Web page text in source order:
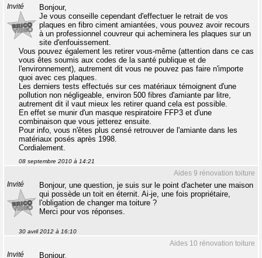
Invité
Bonjour,
Je vous conseille cependant d'effectuer le retrait de vos
plaques en fibro ciment amiantées, vous pouvez avoir recours
à un professionnel couvreur qui acheminera les plaques sur un
site d'enfouissement.
Vous pouvez également les retirer vous-même (attention dans ce cas
vous êtes soumis aux codes de la santé publique et de
l'environnement), autrement dit vous ne pouvez pas faire n'importe
quoi avec ces plaques.
Les derniers tests effectués sur ces matériaux témoignent d'une
pollution non négligeable, environ 500 fibres d'amiante par litre,
autrement dit il vaut mieux les retirer quand cela est possible.
En effet se munir d'un masque respiratoire FFP3 et d'une
combinaison que vous jetterez ensuite.
Pour info, vous n'êtes plus censé retrouver de l'amiante dans les
matériaux posés après 1998.
Cordialement.
08 septembre 2010 à 14:21
Aides 9 rénovation toiture
Invité
Bonjour, une question, je suis sur le point d'acheter une maison
qui possède un toit en éternit. Ai-je, une fois propriétaire,
l'obligation de changer ma toiture ?
Merci pour vos réponses.
30 avril 2012 à 16:10
Aides 10 rénovation toiture
Invité Bonjour,